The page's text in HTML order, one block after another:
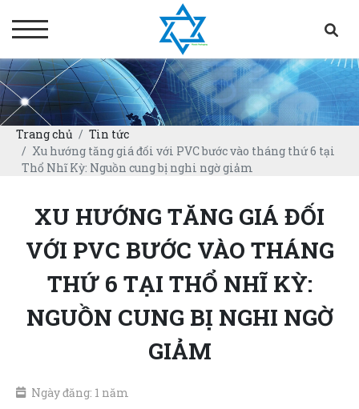
Trang chủ
Tin tức
Xu hướng tăng giá đối với PVC bước vào tháng thứ 6 tại
Thổ Nhĩ Kỳ: Nguồn cung bị nghi ngờ giảm
XU HƯỚNG TĂNG GIÁ ĐỐI
VỚI PVC BƯỚC VÀO THÁNG
THỨ 6 TẠI THỔ NHĨ KỲ:
NGUỒN CUNG BỊ NGHI NGỜ
GIẢM
Ngày đăng: 1 năm